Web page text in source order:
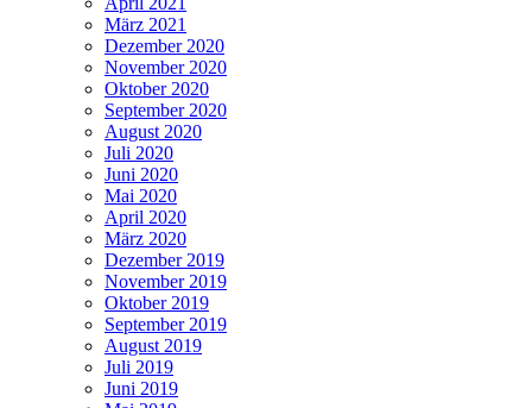
März 2021
Dezember 2020
November 2020
Oktober 2020
September 2020
August 2020
Juli 2020
Juni 2020
Mai 2020
April 2020
März 2020
Dezember 2019
November 2019
Oktober 2019
September 2019
August 2019
Juli 2019
Juni 2019